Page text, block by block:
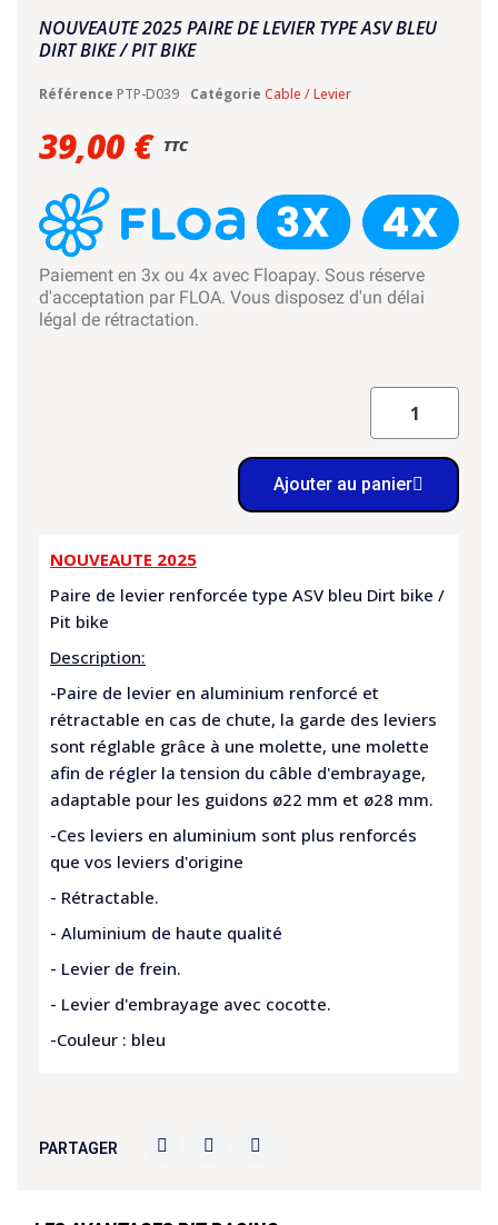
NOUVEAUTE 2025 PAIRE DE LEVIER TYPE ASV BLEU
DIRT BIKE / PIT BIKE
Référence PTP-D039 Catégorie Cable / Levier
39,00 € TTC
Paiement en 3x ou 4x avec Floapay. Sous réserve
d'acceptation par FLOA. Vous disposez d'un délai
légal de rétractation.
Ajouter au panier
NOUVEAUTE 2025
Paire de levier renforcée type ASV bleu Dirt bike /
Pit bike
Description:
-Paire de levier en aluminium renforcé et
rétractable en cas de chute, la garde des leviers
sont réglable grâce à une molette, une molette
afin de régler la tension du câble d'embrayage,
adaptable pour les guidons ø22 mm et ø28 mm.
-Ces leviers en aluminium sont plus renforcés
que vos leviers d'origine
- Rétractable.
- Aluminium de haute qualité
- Levier de frein.
- Levier d'embrayage avec cocotte.
-Couleur : bleu
PARTAGER